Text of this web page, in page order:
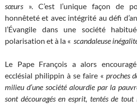
sœurs ». C’est l’unique façon de
honnêteté et avec intégrité au défi
l’Évangile dans une société
polarisation et à la « scandaleuse
Le Pape François a alors
ecclésial philippin à se faire « proches
milieu d’une société alourdie par la
sont découragés en esprit, tentés de tout